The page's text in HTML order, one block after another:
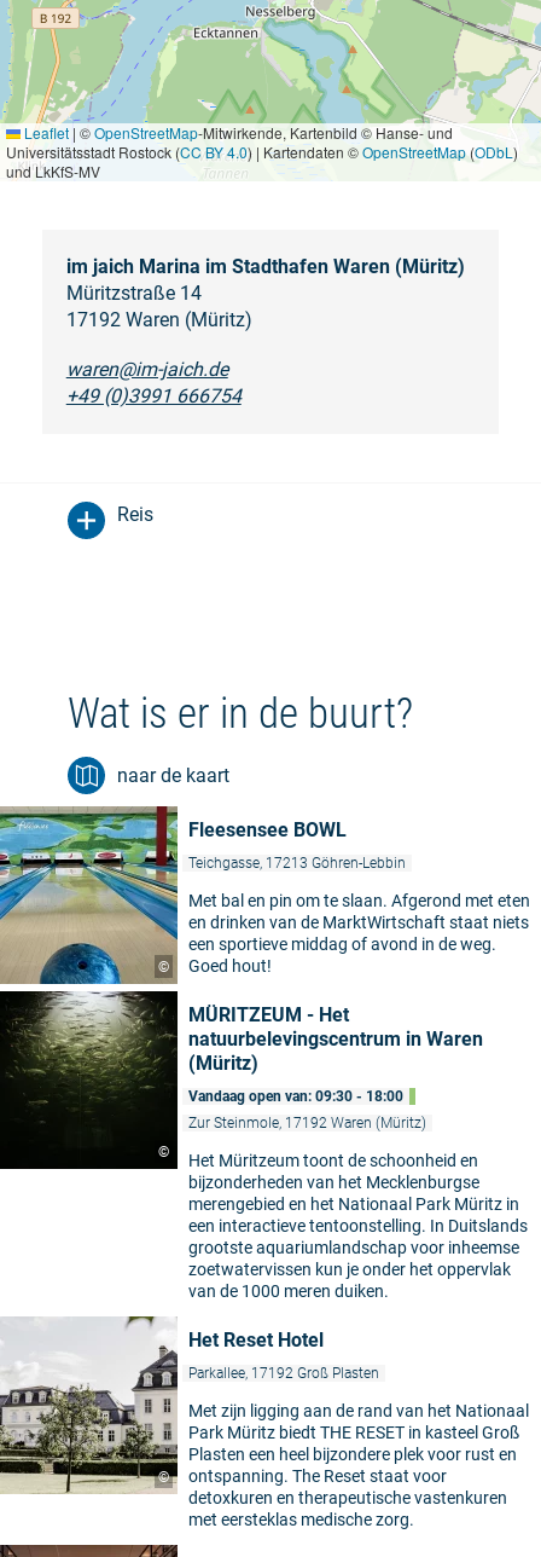
Leaflet | ©OpenStreetMap-Mitwirkende, Kartenbild © Hanse- und
Universitätsstadt Rostock (CC BY 4.0) | Kartendaten ©OpenStreetMap (ODbL )
und LkKfS-MV
im jaich Marina im Stadthafen Waren (Müritz)
Müritzstraße 14
17192 Waren (Müritz)
waren@im-jaich.de
+49 (0)3991 666754
Reis
Wat is er in de buurt?
naar de kaart
©
Fleesensee BOWL
Teichgasse, 17213 Göhren-Lebbin
Met bal en pin om te slaan. Afgerond met eten
en drinken van de MarktWirtschaft staat niets
een sportieve middag of avond in de weg.
Goed hout!
©
MÜRITZEUM - Het
natuurbelevingscentrum in Waren
(Müritz)
Vandaag open van: 09:30 - 18:00
Zur Steinmole, 17192 Waren (Müritz)
Het Müritzeum toont de schoonheid en
bijzonderheden van het Mecklenburgse
merengebied en het Nationaal Park Müritz in
een interactieve tentoonstelling. In Duitslands
grootste aquariumlandschap voor inheemse
zoetwatervissen kun je onder het oppervlak
van de 1000 meren duiken.
©
Het Reset Hotel
Parkallee, 17192 Groß Plasten
Met zijn ligging aan de rand van het Nationaal
Park Müritz biedt THE RESET in kasteel Groß
Plasten een heel bijzondere plek voor rust en
ontspanning. The Reset staat voor
detoxkuren en therapeutische vastenkuren
met eersteklas medische zorg.